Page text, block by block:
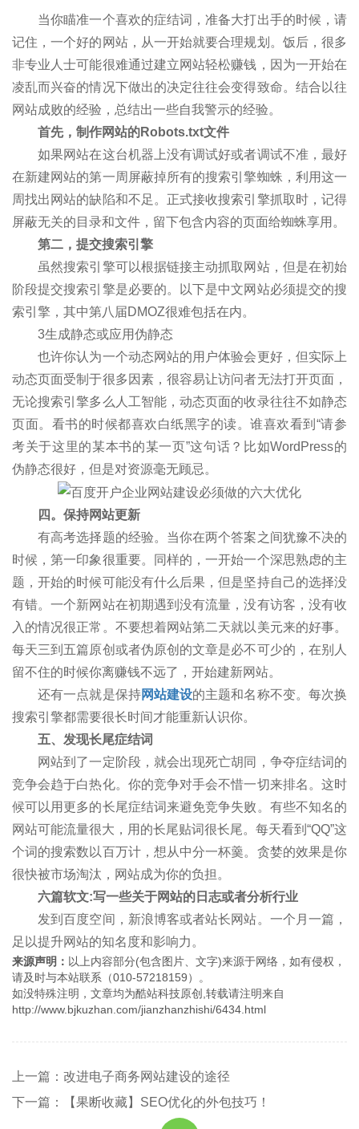
当你瞄准一个喜欢的症结词，准备大打出手的时候，请
记住，一个好的网站，从一开始就要合理规划。饭后，很多
非专业人士可能很难通过建立网站轻松赚钱，因为一开始在
凌乱而兴奋的情况下做出的决定往往会变得致命。结合以往
网站成败的经验，总结出一些自我警示的经验。
首先，制作网站的Robots.txt文件
如果网站在这台机器上没有调试好或者调试不准，最好
在新建网站的第一周屏蔽掉所有的搜索引擎蜘蛛，利用这一
周找出网站的缺陷和不足。正式接收搜索引擎抓取时，记得
屏蔽无关的目录和文件，留下包含内容的页面给蜘蛛享用。
第二，提交搜索引擎
虽然搜索引擎可以根据链接主动抓取网站，但是在初始
阶段提交搜索引擎是必要的。以下是中文网站必须提交的搜
索引擎，其中第八届DMOZ很难包括在内。
3生成静态或应用伪静态
也许你认为一个动态网站的用户体验会更好，但实际上
动态页面受制于很多因素，很容易让访问者无法打开页面，
无论搜索引擎多么人工智能，动态页面的收录往往不如静态
页面。看书的时候都喜欢白纸黑字的读。谁喜欢看到“请参
考关于这里的某本书的某一页”这句话？比如WordPress的
伪静态很好，但是对资源毫无顾忌。
四。保持网站更新
有高考选择题的经验。当你在两个答案之间犹豫不决的
时候，第一印象很重要。同样的，一开始一个深思熟虑的主
题，开始的时候可能没有什么后果，但是坚持自己的选择没
有错。一个新网站在初期遇到没有流量，没有访客，没有收
入的情况很正常。不要想着网站第二天就以美元来的好事。
每天三到五篇原创或者伪原创的文章是必不可少的，在别人
留不住的时候你离赚钱不远了，开始建新网站。
还有一点就是保持网站建设的主题和名称不变。每次换
搜索引擎都需要很长时间才能重新认识你。
五、发现长尾症结词
网站到了一定阶段，就会出现死亡胡同，争夺症结词的
竞争会趋于白热化。你的竞争对手会不惜一切来排名。这时
候可以用更多的长尾症结词来避免竞争失败。有些不知名的
网站可能流量很大，用的长尾贴词很长尾。每天看到“QQ”这
个词的搜索数以百万计，想从中分一杯羹。贪婪的效果是你
很快被市场淘汰，网站成为你的负担。
六篇软文:写一些关于网站的日志或者分析行业
发到百度空间，新浪博客或者站长网站。一个月一篇，
足以提升网站的知名度和影响力。
来源声明： 以上内容部分(包含图片、文字)来源于网络，如有侵权，
请及时与本站联系（010-57218159）。
如没特殊注明，文章均为酷站科技原创,转载请注明来自
http://www.bjkuzhan.com/jianzhanzhishi/6434.html
上一篇：改进电子商务网站建设的途径
下一篇：【果断收藏】SEO优化的外包技巧！